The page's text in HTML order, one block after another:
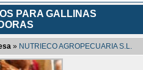
PARA GALLINAS
» NUTRIECO AGROPECUARIA S.L.